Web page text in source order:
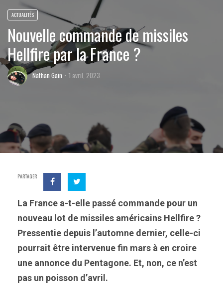
ACTUALITÉS
Nouvelle commande de missiles
Hellfire par la France ?
Nathan Gain 1 avril, 2023
PARTAGER
La France a-t-elle passé commande pour un
nouveau lot de missiles américains Hellfire ?
Pressentie depuis l’automne dernier, celle-ci
pourrait être intervenue fin mars à en croire
une annonce du Pentagone. Et, non, ce n’est
pas un poisson d’avril.